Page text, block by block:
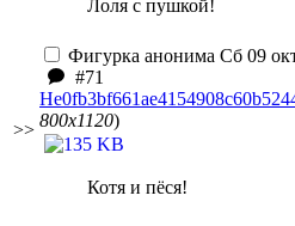
Лоля с пушкой!
>>
Фигурка анонима Сб 09
#71
800x1120)
Котя и пёся!